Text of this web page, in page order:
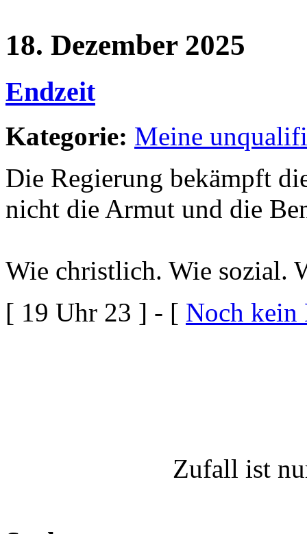
18. Dezember 2025
Endzeit
Kategorie: Meine
Die Regierung bekämpft
nicht die Armut und die
Wie christlich. Wie sozial.
[ 19 Uhr 23 ] - [ Noch kein
Zufall ist